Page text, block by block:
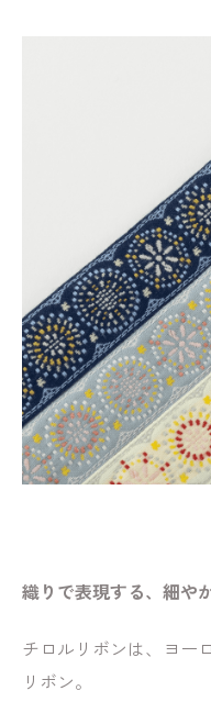
織りで表現する、細や
チロルリボンは、ヨー
リボン。